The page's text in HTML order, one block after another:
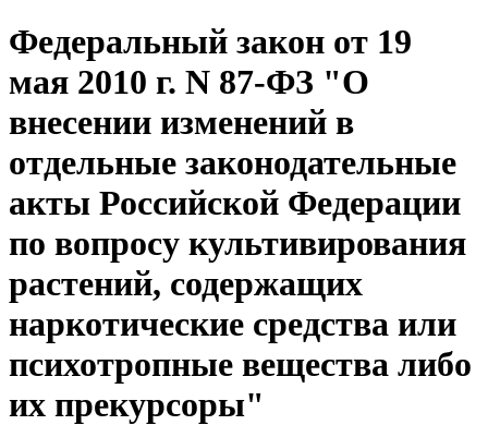
Федеральный закон от 19
мая 2010 г. N 87-ФЗ "О
внесении изменений в
отдельные законодательные
акты Российской Федерации
по вопросу культивирования
растений, содержащих
наркотические средства или
психотропные вещества либо
их прекурсоры"